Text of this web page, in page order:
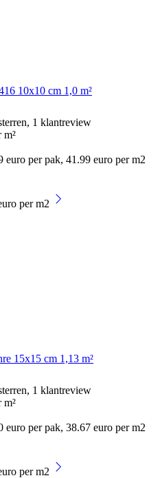
10x10 cm 1,0 m²
1 klantreview
m²
per pak, 41.99 euro per m2
per m2
15x15 cm 1,13 m²
1 klantreview
m²
per pak, 38.67 euro per m2
per m2